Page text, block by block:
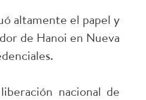
altamente el papel y
de Hanoi en Nueva
nacional de